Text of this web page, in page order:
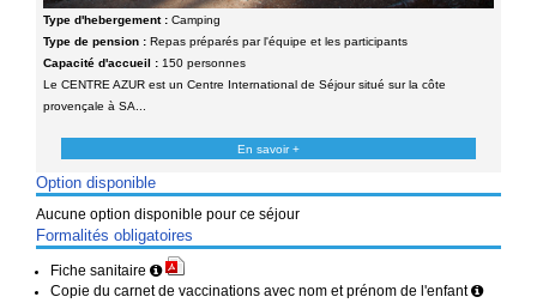
Type d'hebergement : Camping
Type de pension : Repas préparés par l'équipe et les participants
Capacité d'accueil : 150 personnes
Le CENTRE AZUR est un Centre International de Séjour situé sur la côte
provençale à SA...
En savoir +
Option disponible
Aucune option disponible pour ce séjour
Formalités obligatoires
Fiche sanitaire
Copie du carnet de vaccinations avec nom et prénom de l'enfant